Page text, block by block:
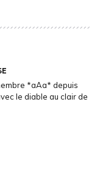
*aAa* depuis
le diable au clair de